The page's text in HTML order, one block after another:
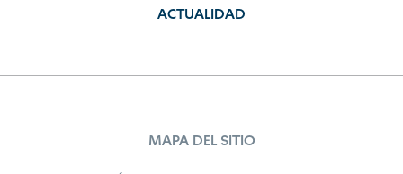
ACTUALIDAD
MAPA DEL SITIO